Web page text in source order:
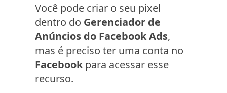
Você pode criar o seu pixel
dentro do Gerenciador de
Anúncios do Facebook Ads,
mas é preciso ter uma conta no
Facebook para acessar esse
recurso.